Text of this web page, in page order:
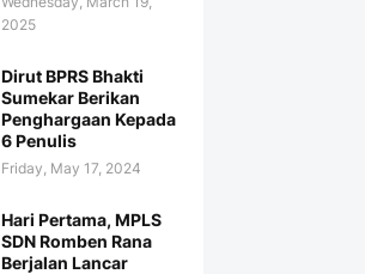
2025
Dirut BPRS Bhakti
Sumekar Berikan
Penghargaan Kepada
6 Penulis
Friday, May 17, 2024
Hari Pertama, MPLS
SDN Romben Rana
Berjalan Lancar